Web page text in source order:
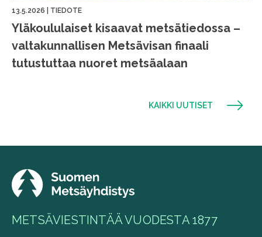
13.5.2026 TIEDOTE
Yläkoululaiset kisaavat metsätiedossa –
valtakunnallisen Metsävisan finaali
tutustuttaa nuoret metsäalaan
KAIKKI UUTISET
METSÄVIESTINTÄÄ VUODESTA 1877